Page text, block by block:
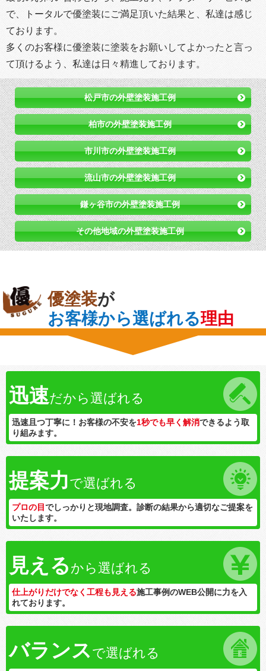
で、トータルで優塗装にご満足頂いた結果と、私達は感じ
ております。
多くのお客様に優塗装に塗装をお願いしてよかったと言っ
て頂けるよう、私達は日々精進しております。
松戸市の外壁塗装施工例
柏市の外壁塗装施工例
市川市の外壁塗装施工例
流山市の外壁塗装施工例
鎌ヶ谷市の外壁塗装施工例
その他地域の外壁塗装施工例
優塗装が
お客様から選ばれる理由
迅速だから選ばれる
迅速且つ丁寧に！お客様の不安を1秒でも早く解消できるよう取
り組みます。
提案力で選ばれる
プロの目でしっかりと現地調査。診断の結果から適切なご提案を
いたします。
見える から選ばれる
仕上がりだけでなく工程も見える施工事例のWEB公開に力を入
れております。
バランスで選ばれる